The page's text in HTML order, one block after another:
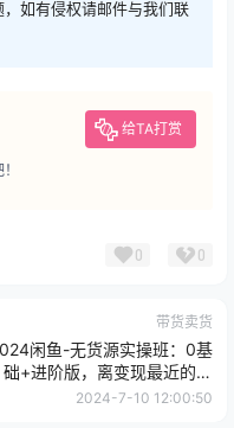
如有侵权请邮件与我们联
给TA打赏
0 0
带货卖货
闲鱼-无货源实操班：0基
础+进阶版，离变现最近的电
商项目(15节
2024-7-10 12:00:50